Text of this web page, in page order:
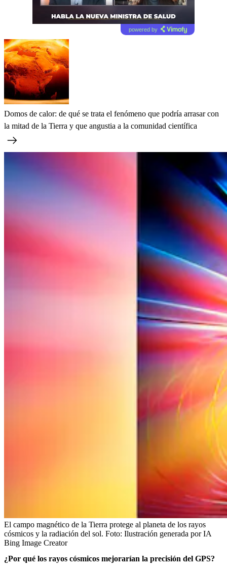
powered by
Domos de calor: de qué se trata el fenómeno que podría arrasar con
la mitad de la Tierra y que angustia a la comunidad científica
El campo magnético de la Tierra protege al planeta de los rayos
cósmicos y la radiación del sol. Foto: Ilustración generada por IA
Bing Image Creator
¿Por qué los rayos cósmicos mejorarían la precisión del GPS?